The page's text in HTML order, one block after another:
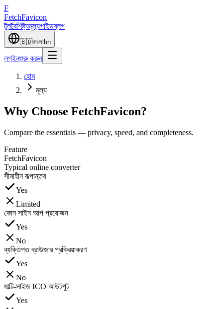
F
FetchFavicon
টুলবৈশিষ্ট্যমূল্যগাইডব্লগ
🇧🇩বাংলাbn
লগইনশুরু করুন
হোম
মূল্য
Why Choose FetchFavicon?
Compare the essentials — privacy, speed, and completeness.
Feature
FetchFavicon
Typical online converter
সীমাহীন রূপান্তর
Yes
Limited
কোন সাইন আপ প্রয়োজন
Yes
No
ব্যক্তিগত ব্রাউজার প্রক্রিয়াকরণ
Yes
No
মাল্টি-সাইজ ICO আউটপুট
Yes